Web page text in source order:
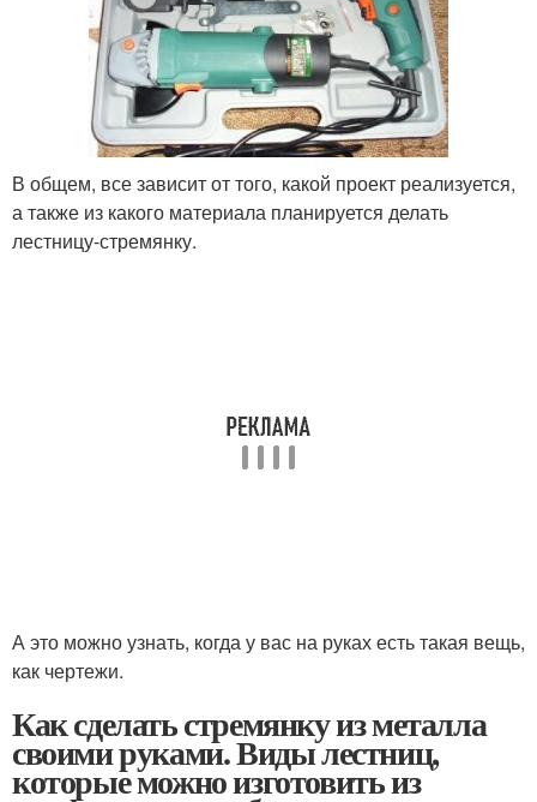
В общем, все зависит от того, какой проект реализуется,
а также из какого материала планируется делать
лестницу-стремянку.
А это можно узнать, когда у вас на руках есть такая вещь,
как чертежи.
Как сделать стремянку из металла
своими руками. Виды лестниц,
которые можно изготовить из